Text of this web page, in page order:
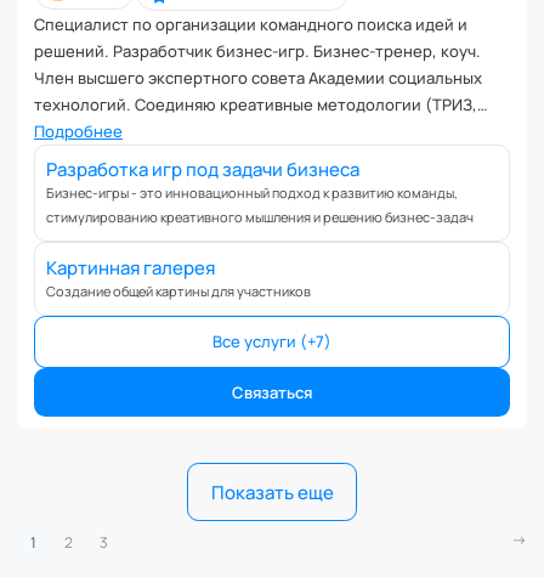
Специалист по организации командного поиска идей и
решений. Разработчик бизнес-игр. Бизнес-тренер, коуч.
Член высшего экспертного совета Академии социальных
технологий. Соединяю креативные методологии (ТРИЗ,
Дизайн-мышление, Синектика, Латеральное мышление и
т.п.), практический бизнес-опыт (10+ лет в продажах) и силу
игрофикации (8+ лет в разработке игр).
Подробнее
Разработка игр под задачи бизнеса
Бизнес-игры - это инновационный подход к развитию команды,
стимулированию креативного мышления и решению бизнес-задач
Картинная галерея
Создание общей картины для участников
Все услуги (+7)
Связаться
Показать еще
1 2 3